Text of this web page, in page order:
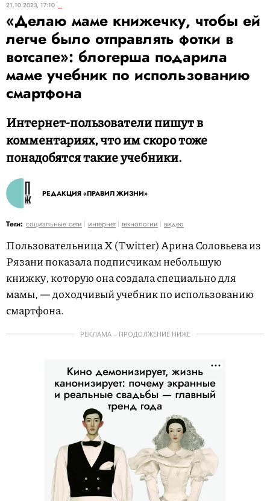
21.10.2023, 17:10
«Делаю маме книжечку, чтобы ей
легче было отправлять фотки в
вотсапе»: блогерша подарила
маме учебник по использованию
смартфона
Интернет-пользователи пишут в
комментариях, что им скоро тоже
понадобятся такие учебники.
РЕДАКЦИЯ «ПРАВИЛ ЖИЗНИ»
Теги: социальные сети интернет технологии видео
Пользовательница X (Twitter) Арина Соловьева из
Рязани показала подписчикам небольшую
книжку, которую она создала специально для
мамы, — доходчивый учебник по использованию
смартфона.
РЕКЛАМА – ПРОДОЛЖЕНИЕ НИЖЕ